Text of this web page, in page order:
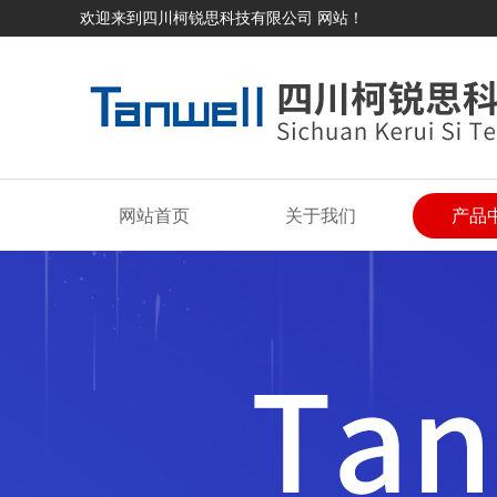
欢迎来到四川柯锐思科技有限公司 网站！
网站首页 关于我们 产品